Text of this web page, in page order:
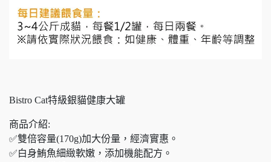
Bistro Cat特級銀貓健康大罐
商品介紹:
✅雙倍容量(170g)加大份量，經濟實惠。
✅白身鮪魚細緻軟嫩，添加機能配方。